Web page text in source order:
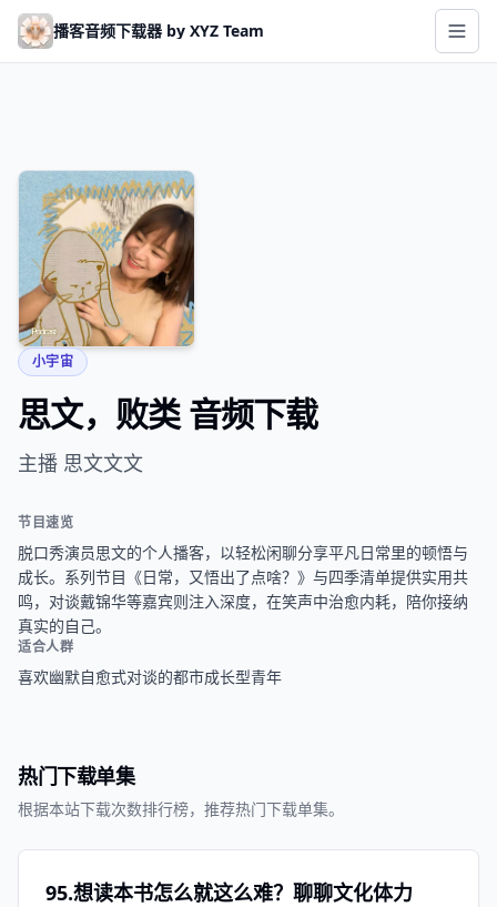
Skip to main content
播客音频下载器 by XYZ Team
小宇宙
思文，败类 音频下载
主播 思文文文
节目速览
脱口秀演员思文的个人播客，以轻松闲聊分享平凡日常里的顿悟与
成长。系列节目《日常，又悟出了点啥？》与四季清单提供实用共
鸣，对谈戴锦华等嘉宾则注入深度，在笑声中治愈内耗，陪你接纳
真实的自己。
适合人群
喜欢幽默自愈式对谈的都市成长型青年
热门下载单集
根据本站下载次数排行榜，推荐热门下载单集。
95.想读本书怎么就这么难？聊聊文化体力